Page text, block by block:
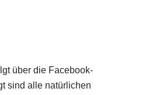
über die Facebook-
sind alle natürlichen